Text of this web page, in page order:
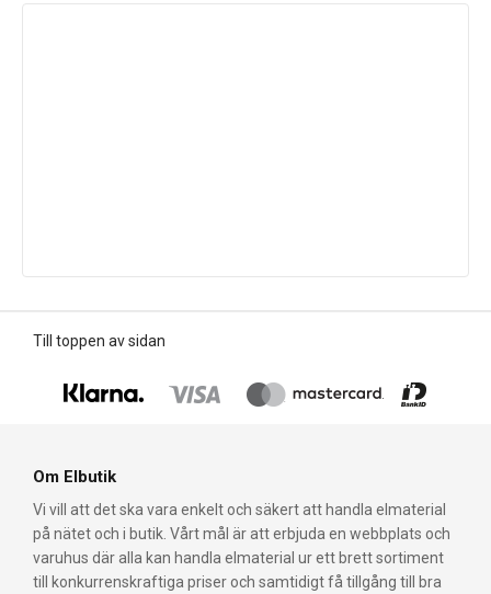
Till toppen av sidan
Om Elbutik
Vi vill att det ska vara enkelt och säkert att handla elmaterial
på nätet och i butik. Vårt mål är att erbjuda en webbplats och
varuhus där alla kan handla elmaterial ur ett brett sortiment
till konkurrenskraftiga priser och samtidigt få tillgång till bra